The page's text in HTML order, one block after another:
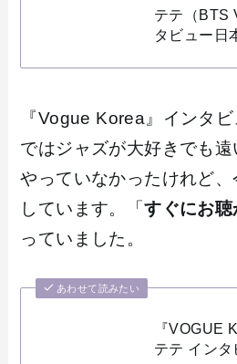
テテ（BTS
タビュー日
『Vogue Korea』インタ
ではジャズが大好きでも
やっていなかったけれど
しています。「すぐにお
っていました。
あわせて読みたい
『VOGUE
テテ インタ